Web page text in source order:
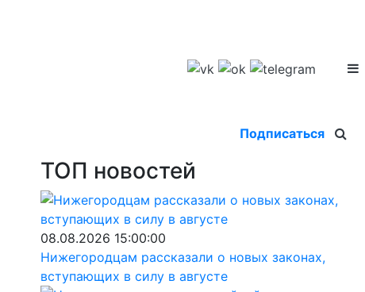
Подписаться
ТОП новостей
08.08.2026 15:00:00
Нижегородцам рассказали о новых законах,
вступающих в силу в августе